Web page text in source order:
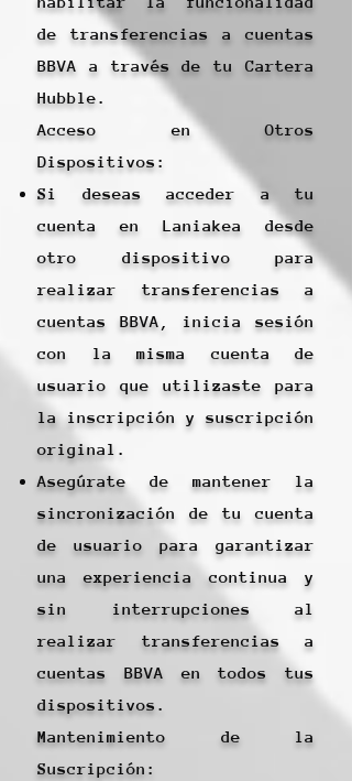
de transferencias a cuentas
BBVA a través de tu Cartera
Hubble.
Acceso en Otros
Dispositivos:
Si deseas acceder a tu
cuenta en Laniakea desde
otro dispositivo para
realizar transferencias a
cuentas BBVA, inicia sesión
con la misma cuenta de
usuario que utilizaste para
la inscripción y suscripción
original.
Asegúrate de mantener la
sincronización de tu cuenta
de usuario para garantizar
una experiencia continua y
sin interrupciones al
realizar transferencias a
cuentas BBVA en todos tus
dispositivos.
Mantenimiento de la
Suscripción: